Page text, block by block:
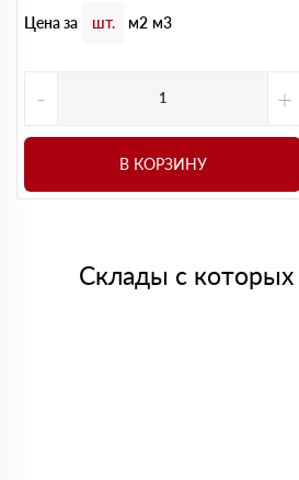
Цена за шт. м2 м3
- +
В КОРЗИНУ
Склады с